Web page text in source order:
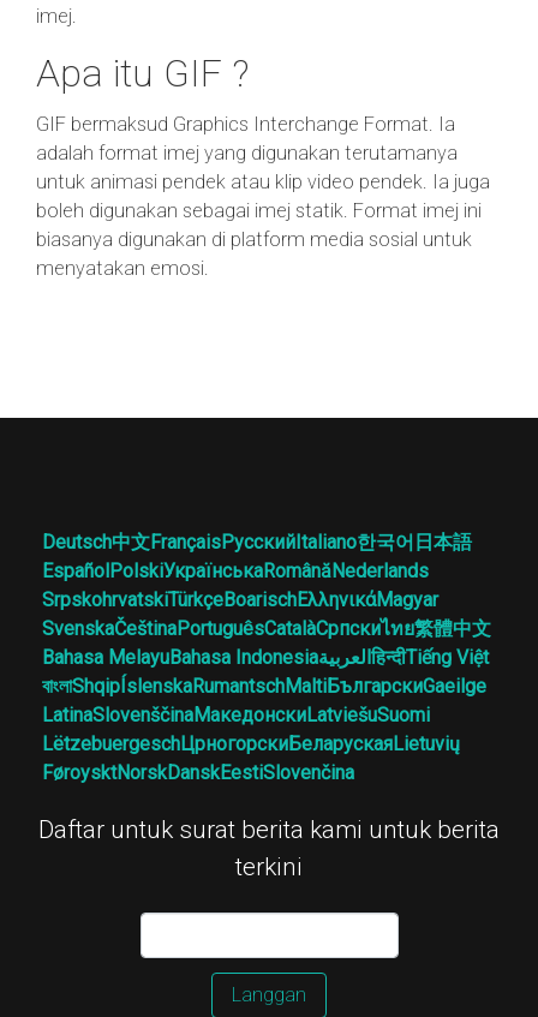
imej.
Apa itu GIF ?
GIF bermaksud Graphics Interchange Format. Ia
adalah format imej yang digunakan terutamanya
untuk animasi pendek atau klip video pendek. Ia juga
boleh digunakan sebagai imej statik. Format imej ini
biasanya digunakan di platform media sosial untuk
menyatakan emosi.
Deutsch中文FrançaisРусскийItaliano한국어 日本語
EspañolPolskiУкраїнськаRomânăNederlands
SrpskohrvatskiTürkçeBoarischΕλληνικάMagyar
SvenskaČeštinaPortuguêsCatalàСрпскиไทย繁體中文
Bahasa MelayuBahasa Indonesiaالعربيةहिन्दीTiếng Việt
বাংলাShqipÍslenskaRumantschMaltiБългарскиGaeilge
LatinaSlovenščinaМакедонскиLatviešuSuomi
LëtzebuergeschЦрногорскиБеларускаяLietuvių
FøroysktNorskDanskEestiSlovenčina
Daftar untuk surat berita kami untuk berita
terkini
Langgan